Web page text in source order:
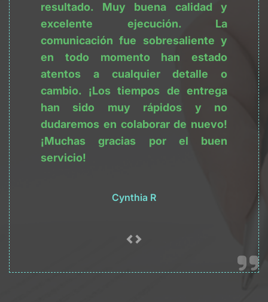
resultado. Muy buena calidad y
excelente ejecución. La
comunicación fue sobresaliente y
en todo momento han estado
atentos a cualquier detalle o
cambio. ¡Los tiempos de entrega
han sido muy rápidos y no
dudaremos en colaborar de nuevo!
¡Muchas gracias por el buen
servicio!
Cynthia R